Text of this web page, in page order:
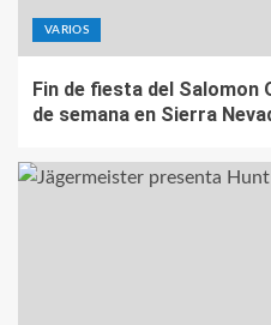
VARIOS
Fin de fiesta del Salomon
de semana en Sierra